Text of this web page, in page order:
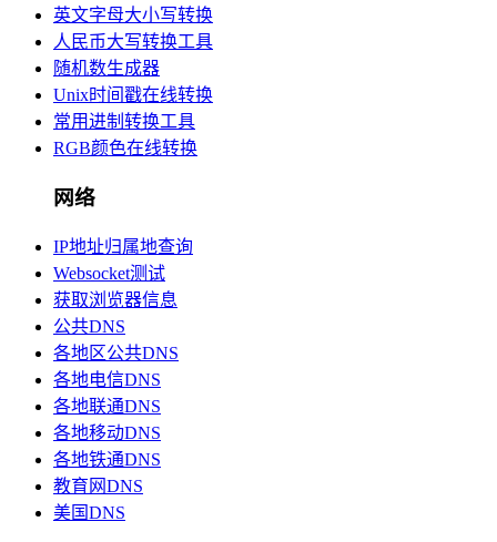
英文字母大小写转换
人民币大写转换工具
随机数生成器
Unix时间戳在线转换
常用进制转换工具
RGB颜色在线转换
网络
IP地址归属地查询
Websocket测试
获取浏览器信息
公共DNS
各地区公共DNS
各地电信DNS
各地联通DNS
各地移动DNS
各地铁通DNS
教育网DNS
美国DNS